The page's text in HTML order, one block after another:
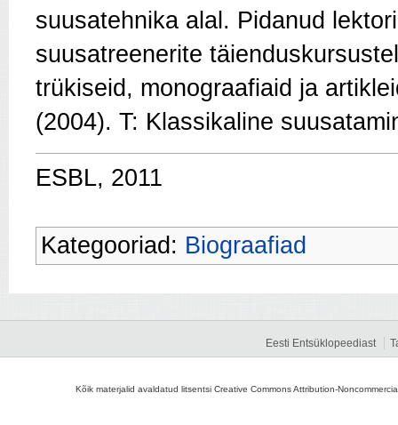
suusatehnika alal. Pidanud
suusatreenerite
trükiseid, monograafiaid ja
(2004). T: Klassikaline
ESBL, 2011
Kategooriad: Biograafiad
Eesti Entsüklopeediast
Kõik materjalid avaldatud litsentsi Creative Commons Attribution-